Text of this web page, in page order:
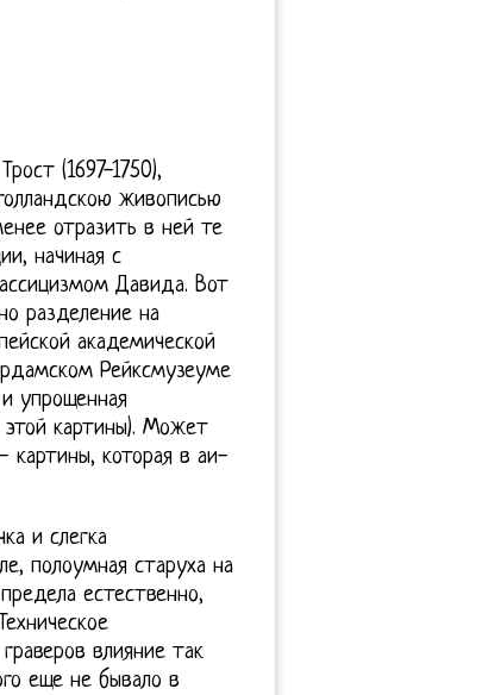
(1697-1750),
живописью
отразить в ней те
начиная с
Давида. Вот
разделение на
академической
Рейксмузеуме
упрощенная
этой картины). Может
картины, которая в аи-
и слегка
полоумная старуха на
естественно,
влияние так
еще не бывало в